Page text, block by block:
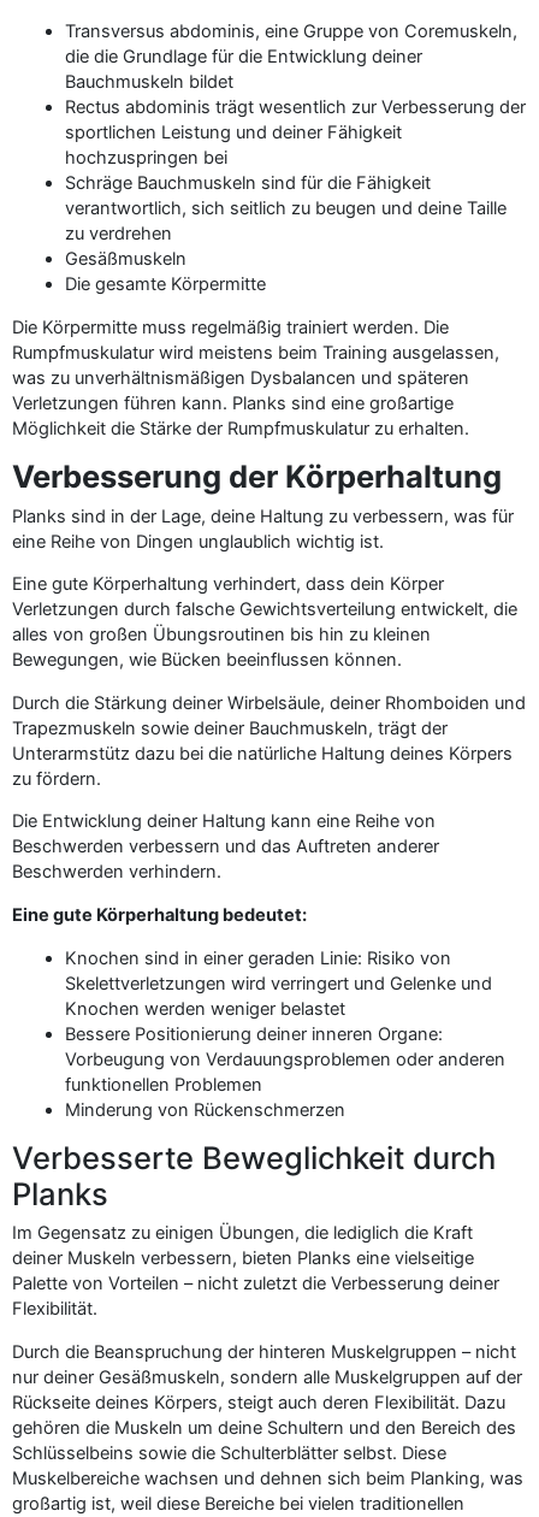
Transversus abdominis, eine Gruppe von Coremuskeln,
die die Grundlage für die Entwicklung deiner
Bauchmuskeln bildet
Rectus abdominis trägt wesentlich zur Verbesserung der
sportlichen Leistung und deiner Fähigkeit
hochzuspringen bei
Schräge Bauchmuskeln sind für die Fähigkeit
verantwortlich, sich seitlich zu beugen und deine Taille
zu verdrehen
Gesäßmuskeln
Die gesamte Körpermitte
Die Körpermitte muss regelmäßig trainiert werden. Die
Rumpfmuskulatur wird meistens beim Training ausgelassen,
was zu unverhältnismäßigen Dysbalancen und späteren
Verletzungen führen kann. Planks sind eine großartige
Möglichkeit die Stärke der Rumpfmuskulatur zu erhalten.
Verbesserung der Körperhaltung
Planks sind in der Lage, deine Haltung zu verbessern, was für
eine Reihe von Dingen unglaublich wichtig ist.
Eine gute Körperhaltung verhindert, dass dein Körper
Verletzungen durch falsche Gewichtsverteilung entwickelt, die
alles von großen Übungsroutinen bis hin zu kleinen
Bewegungen, wie Bücken beeinflussen können.
Durch die Stärkung deiner Wirbelsäule, deiner Rhomboiden und
Trapezmuskeln sowie deiner Bauchmuskeln, trägt der
Unterarmstütz dazu bei die natürliche Haltung deines Körpers
zu fördern.
Die Entwicklung deiner Haltung kann eine Reihe von
Beschwerden verbessern und das Auftreten anderer
Beschwerden verhindern.
Eine gute Körperhaltung bedeutet:
Knochen sind in einer geraden Linie: Risiko von
Skelettverletzungen wird verringert und Gelenke und
Knochen werden weniger belastet
Bessere Positionierung deiner inneren Organe:
Vorbeugung von Verdauungsproblemen oder anderen
funktionellen Problemen
Minderung von Rückenschmerzen
Verbesserte Beweglichkeit durch
Planks
Im Gegensatz zu einigen Übungen, die lediglich die Kraft
deiner Muskeln verbessern, bieten Planks eine vielseitige
Palette von Vorteilen – nicht zuletzt die Verbesserung deiner
Flexibilität.
Durch die Beanspruchung der hinteren Muskelgruppen – nicht
nur deiner Gesäßmuskeln, sondern alle Muskelgruppen auf der
Rückseite deines Körpers, steigt auch deren Flexibilität. Dazu
gehören die Muskeln um deine Schultern und den Bereich des
Schlüsselbeins sowie die Schulterblätter selbst. Diese
Muskelbereiche wachsen und dehnen sich beim Planking, was
großartig ist, weil diese Bereiche bei vielen traditionellen